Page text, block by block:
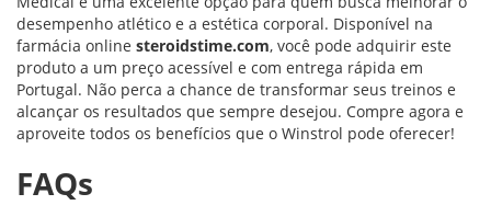
desempenho atlético e a estética corporal. Disponível na
farmácia online steroidstime.com, você pode adquirir este
produto a um preço acessível e com entrega rápida em
Portugal. Não perca a chance de transformar seus treinos e
alcançar os resultados que sempre desejou. Compre agora e
aproveite todos os benefícios que o Winstrol pode oferecer!
FAQs